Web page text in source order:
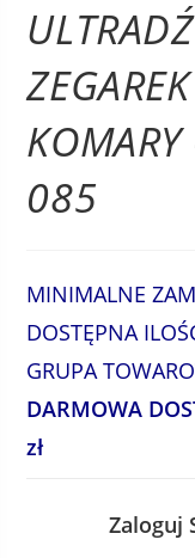
085
MINIMALNE
DOSTĘPNA
GRUPA
DARMOWA
zł
Zaloguj